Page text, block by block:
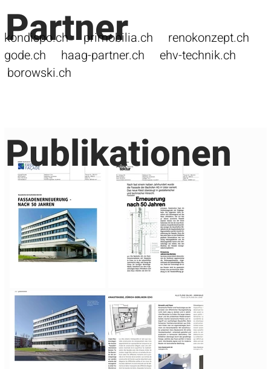
Publikationen
Partner
kondispo.chprimobilia.ch renokonzept.ch
gode.ch haag-partner.ch ehv-technik.ch
borowski.ch